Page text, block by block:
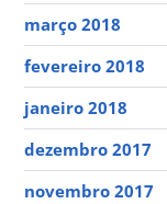
março 2018
fevereiro 2018
janeiro 2018
dezembro 2017
novembro 2017